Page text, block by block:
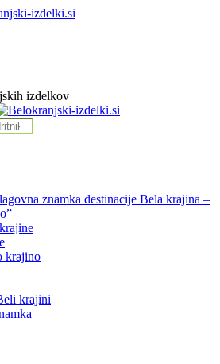
izdelki.si
izdelkov
znamka destinacije Bela krajina –
krajino
krajini